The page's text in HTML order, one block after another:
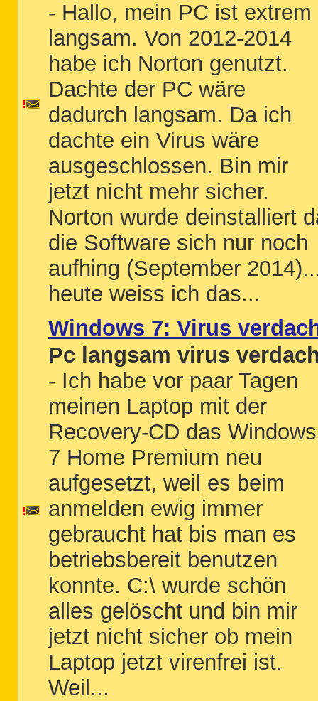
- Hallo, mein PC ist extrem
langsam. Von 2012-2014
habe ich Norton genutzt.
Dachte der PC wäre
dadurch langsam. Da ich
dachte ein Virus wäre
ausgeschlossen. Bin mir
jetzt nicht mehr sicher.
Norton wurde deinstalliert
die Software sich nur noch
aufhing (September
heute weiss ich das...
Windows 7: Virus
Pc langsam virus
- Ich habe vor paar Tagen
meinen Laptop mit der
Recovery-CD das Windows
7 Home Premium neu
aufgesetzt, weil es beim
anmelden ewig immer
gebraucht hat bis man es
betriebsbereit benutzen
konnte. C:\ wurde schön
alles gelöscht und bin mir
jetzt nicht sicher ob mein
Laptop jetzt virenfrei ist.
Weil...